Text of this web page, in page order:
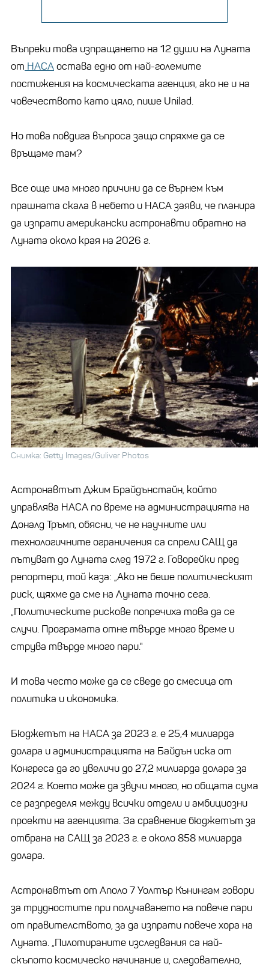
Въпреки това изпращането на 12 души на Луната
от НАСАостава едно от най-големите
постижения на космическата агенция, ако не и на
човечеството като цяло, пише Unilad.
Но това повдига въпроса защо спряхме да се
връщаме там?
Все още има много причини да се върнем към
прашната скала в небето и НАСА заяви, че планира
да изпрати американски астронавти обратно на
Луната около края на 2026 г.
Снимка: Getty Images/Guliver Photos
Астронавтът Джим Брайдънстайн, който
управлява НАСА по време на администрацията на
Доналд Тръмп, обясни, че не научните или
технологичните ограничения са спрели САЩ да
пътуват до Луната след 1972 г. Говорейки пред
репортери, той каза: „Ако не беше политическият
риск, щяхме да сме на Луната точно сега.
„Политическите рискове попречиха това да се
случи. Програмата отне твърде много време и
струва твърде много пари."
И това често може да се сведе до смесица от
политика и икономика.
Бюджетът на НАСА за 2023 г. е 25,4 милиарда
долара и администрацията на Байдън иска от
Конгреса да го увеличи до 27,2 милиарда долара за
2024 г. Което може да звучи много, но общата сума
се разпределя между всички отдели и амбициозни
проекти на агенцията. За сравнение бюджетът за
отбрана на САЩ за 2023 г. е около 858 милиарда
долара.
Астронавтът от Аполо 7 Уолтър Кънингам говори
за трудностите при получаването на повече пари
от правителството, за да изпрати повече хора на
Луната. „Пилотираните изследвания са най-
скъпото космическо начинание и, следователно,